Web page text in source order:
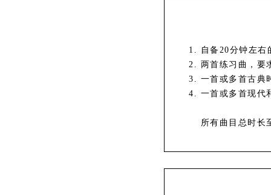
自备20分钟左右
两首练习曲，要
一首或多首古典
一首或多首现代
所有曲目总时长